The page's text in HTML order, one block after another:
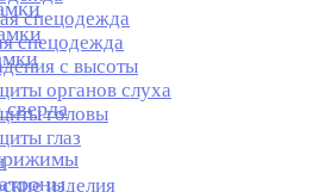
спецодежда
спецодежда
с высоты
органов слуха
головы
глаз
изделия